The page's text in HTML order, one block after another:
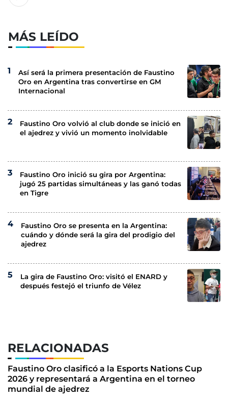
RELACIONADAS
Faustino Oro clasificó a la Esports Nations Cup
2026 y representará a Argentina en el torneo
mundial de ajedrez
MÁS LEÍDO
Así será la primera presentación de Faustino
Oro en Argentina tras convertirse en GM
Internacional
Faustino Oro volvió al club donde se inició en
el ajedrez y vivió un momento inolvidable
Faustino Oro inició su gira por Argentina:
jugó 25 partidas simultáneas y las ganó todas
en Tigre
Faustino Oro se presenta en la Argentina:
cuándo y dónde será la gira del prodigio del
ajedrez
La gira de Faustino Oro: visitó el ENARD y
después festejó el triunfo de Vélez